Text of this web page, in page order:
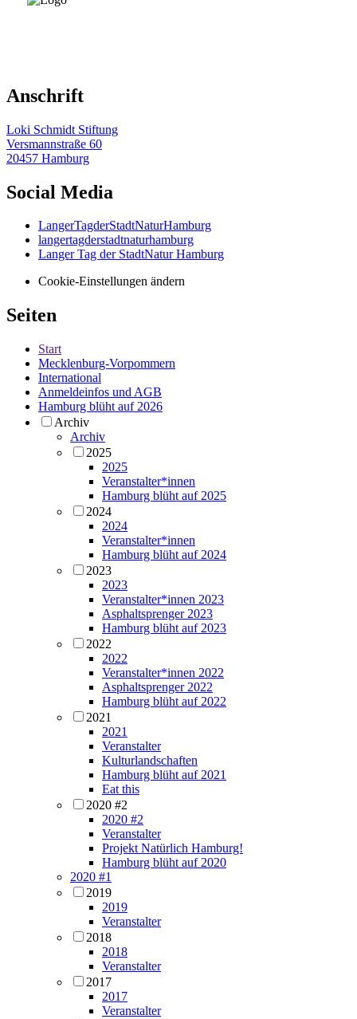
Anschrift
Loki Schmidt Stiftung
Versmannstraße 60
20457 Hamburg
Social Media
LangerTagderStadtNaturHamburg
langertagderstadtnaturhamburg
Langer Tag der StadtNatur Hamburg
Cookie-Einstellungen ändern
Seiten
Start
Mecklenburg-Vorpommern
International
Anmeldeinfos und AGB
Hamburg blüht auf 2026
Archiv
Archiv
2025
2025
Veranstalter*innen
Hamburg blüht auf 2025
2024
2024
Veranstalter*innen
Hamburg blüht auf 2024
2023
2023
Veranstalter*innen 2023
Asphaltsprenger 2023
Hamburg blüht auf 2023
2022
2022
Veranstalter*innen 2022
Asphaltsprenger 2022
Hamburg blüht auf 2022
2021
2021
Veranstalter
Kulturlandschaften
Hamburg blüht auf 2021
Eat this
2020 #2
2020 #2
Veranstalter
Projekt Natürlich Hamburg!
Hamburg blüht auf 2020
2020 #1
2019
2019
Veranstalter
2018
2018
Veranstalter
2017
2017
Veranstalter